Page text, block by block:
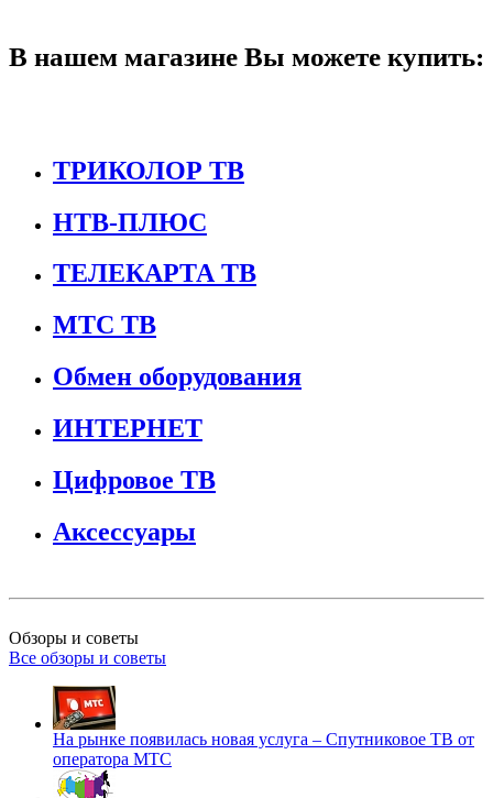
В нашем магазине Вы можете купить:
ТРИКОЛОР ТВ
НТВ-ПЛЮС
ТЕЛЕКАРТА ТВ
МТС ТВ
Обмен оборудования
ИНТЕРНЕТ
Цифровое ТВ
Аксессуары
Обзоры и советы
Все обзоры и советы
На рынке появилась новая услуга – Спутниковое ТВ от
оператора МТС